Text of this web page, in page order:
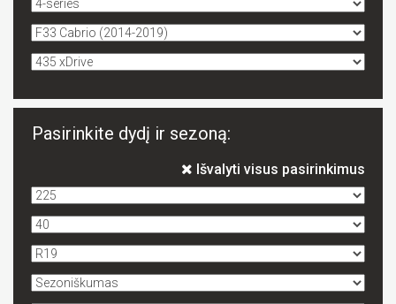
Pasirinkite dydį ir sezoną:
Išvalyti visus pasirinkimus